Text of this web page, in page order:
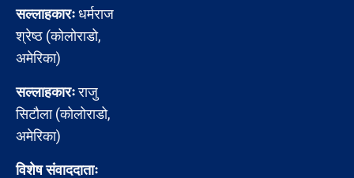
सल्लाहकारःधर्मराज
श्रेष्ठ (कोलोराडो,
अमेरिका)
सल्लाहकारःराजु
सिटौला (कोलोराडो,
अमेरिका)
विशेष संवाददाताः